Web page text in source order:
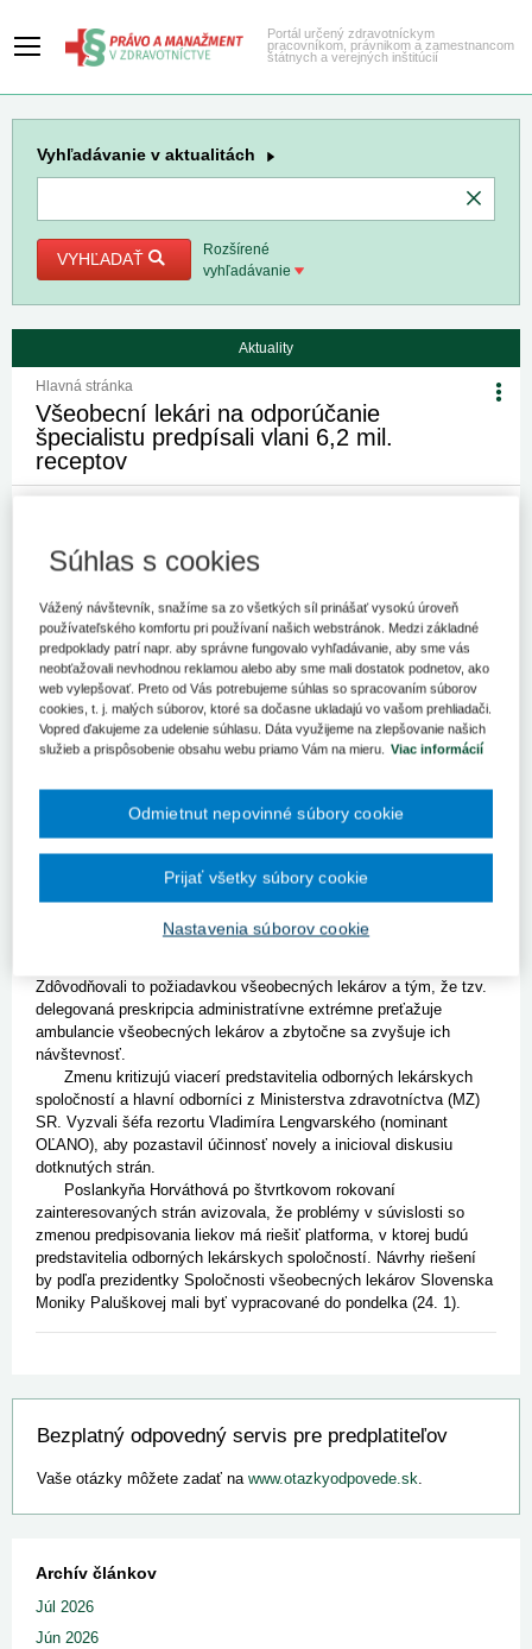
Portál určený zdravotníckym
pracovníkom, právnikom a zamestnancom
štátnych a verejných inštitúcií
Vyhľadávanie v aktualitách
VYHĽADAŤ
Rozšírené
vyhľadávanie
Aktuality
Hlavná stránka
Všeobecní lekári na odporúčanie
špecialistu predpísali vlani 6,2 mil.
receptov
Bratislava 20. januára (TASR) - Všeobecní lekári predpísali na
lieky. V roku 2020 ich bolo 6.992.481. Vyplýva to z dát, ktoré
TASR poskytli všetky tri zdravotné poisťovne.
Podľa dát Všeobecnej zdravotnej poisťovne (VšZP) na
odporúčanie špecialistom vydali všeobecní lekári v roku 2020
celkom 5.026.777 receptov na lieky. V roku 2021 to bolo celkom
4.386.499 predpisov.
Z údajov zdravotnej poisťovne Dôvera vyplýva, že v roku 2021
1.456.000 receptov. Rok predtým takto obvodní lekári predpísali
Zdravotná poisťovňa Union uvádza, že v minulom roku
všeobecní lekári na odporúčanie lekárov predpísali 372.047
Nové pravidlá predpisovania liekov, ktoré priniesla novela
zákona o lieku, presadili poslanci Národnej rady (NR) SR za klub
Zdôvodňovali to požiadavkou všeobecných lekárov a tým, že tzv.
delegovaná preskripcia administratívne extrémne preťažuje
ambulancie všeobecných lekárov a zbytočne sa zvyšuje ich
návštevnosť.
Zmenu kritizujú viacerí predstavitelia odborných lekárskych
spoločností a hlavní odborníci z Ministerstva zdravotníctva (MZ)
SR. Vyzvali šéfa rezortu Vladimíra Lengvarského (nominant
OĽANO), aby pozastavil účinnosť novely a inicioval diskusiu
dotknutých strán.
Poslankyňa Horváthová po štvrtkovom rokovaní
zainteresovaných strán avizovala, že problémy v súvislosti so
zmenou predpisovania liekov má riešiť platforma, v ktorej budú
predstavitelia odborných lekárskych spoločností. Návrhy riešení
by podľa prezidentky Spoločnosti všeobecných lekárov Slovenska
Moniky Paluškovej mali byť vypracované do pondelka (24. 1).
Bezplatný odpovedný servis pre predplatiteľov
Vaše otázky môžete zadať na www.otazkyodpovede.sk.
Archív článkov
Júl 2026
Jún 2026
Súhlas s cookies
Vážený návštevník, snažíme sa zo všetkých síl prinášať vysokú úroveň
používateľského komfortu pri používaní našich webstránok. Medzi základné
predpoklady patrí napr. aby správne fungovalo vyhľadávanie, aby sme vás
neobťažovali nevhodnou reklamou alebo aby sme mali dostatok podnetov, ako
web vylepšovať. Preto od Vás potrebujeme súhlas so spracovaním súborov
cookies, t. j. malých súborov, ktoré sa dočasne ukladajú vo vašom prehliadači.
Vopred ďakujeme za udelenie súhlasu. Dáta využijeme na zlepšovanie našich
služieb a prispôsobenie obsahu webu priamo Vám na mieru. Viac informácií
Nastavenia súborov cookie
Odmietnut nepovinné súbory cookie
Prijať všetky súbory cookie